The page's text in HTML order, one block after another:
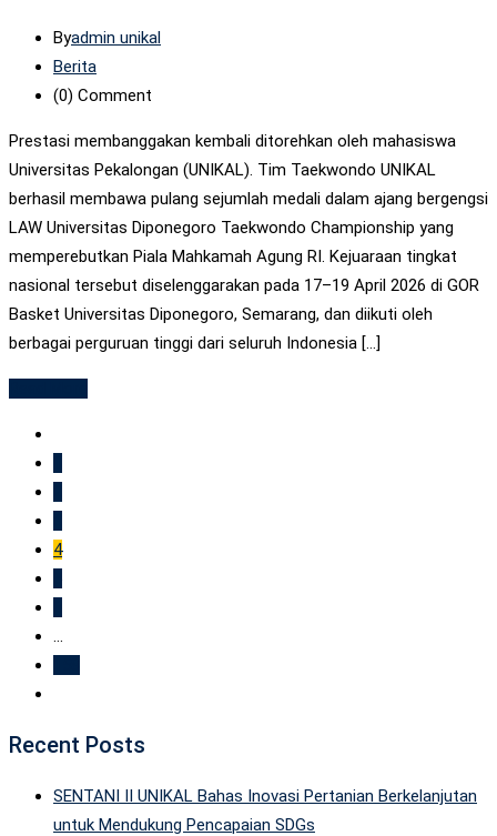
Byadmin unikal
Berita
(0) Comment
Prestasi membanggakan kembali ditorehkan oleh mahasiswa
Universitas Pekalongan (UNIKAL). Tim Taekwondo UNIKAL
berhasil membawa pulang sejumlah medali dalam ajang bergengsi
LAW Universitas Diponegoro Taekwondo Championship yang
memperebutkan Piala Mahkamah Agung RI. Kejuaraan tingkat
nasional tersebut diselenggarakan pada 17–19 April 2026 di GOR
Basket Universitas Diponegoro, Semarang, dan diikuti oleh
berbagai perguruan tinggi dari seluruh Indonesia […]
4
...
Recent Posts
SENTANI II UNIKAL Bahas Inovasi Pertanian Berkelanjutan
untuk Mendukung Pencapaian SDGs